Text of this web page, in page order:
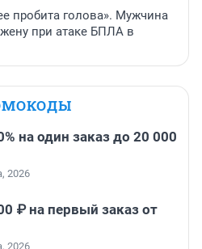
пробита голова». Мужчина
жену при атаке БПЛА в
на один заказ до 20 000
2026
₽ на первый заказ от
2026